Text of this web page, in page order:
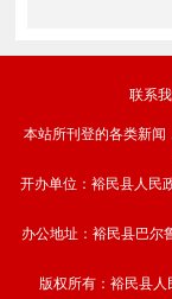
联系
本站所刊登的各类新闻
开办单位：裕民县人
办公地址：裕民县巴
版权所有：裕民县